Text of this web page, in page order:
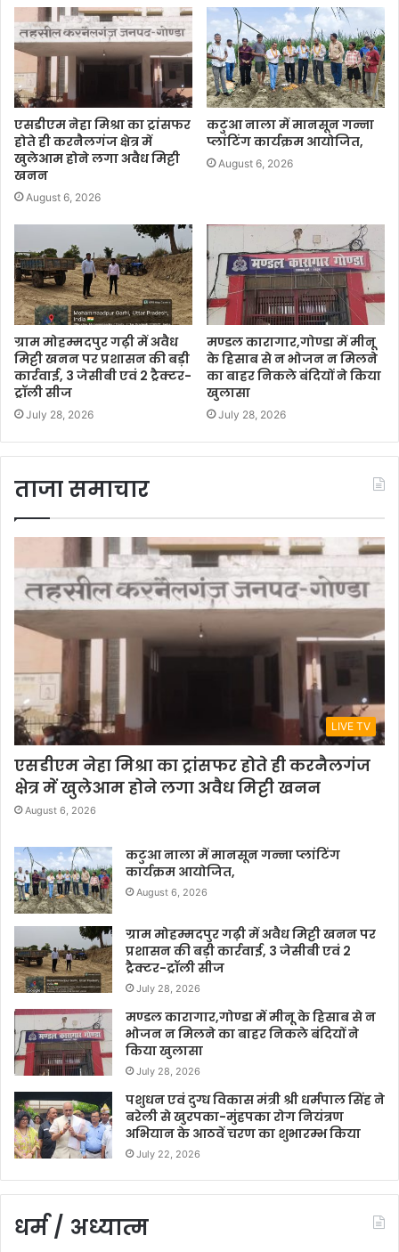
एसडीएम नेहा मिश्रा का ट्रांसफर
होते ही करनैलगंज क्षेत्र में
खुलेआम होने लगा अवैध मिट्टी
खनन
August 6, 2026
कटुआ नाला में मानसून गन्ना
प्लांटिंग कार्यक्रम आयोजित,
August 6, 2026
ग्राम मोहम्मदपुर गढ़ी में अवैध
मिट्टी खनन पर प्रशासन की बड़ी
कार्रवाई, 3 जेसीबी एवं 2 ट्रैक्टर-
ट्रॉली सीज
July 28, 2026
मण्डल कारागार,गोण्डा में मीनू
के हिसाब से न भोजन न मिलने
का बाहर निकले बंदियों ने किया
खुलासा
July 28, 2026
ताजा समाचार
LIVE TV
एसडीएम नेहा मिश्रा का ट्रांसफर होते ही करनैलगंज
क्षेत्र में खुलेआम होने लगा अवैध मिट्टी खनन
August 6, 2026
कटुआ नाला में मानसून गन्ना प्लांटिंग
कार्यक्रम आयोजित,
August 6, 2026
ग्राम मोहम्मदपुर गढ़ी में अवैध मिट्टी खनन पर
प्रशासन की बड़ी कार्रवाई, 3 जेसीबी एवं 2
ट्रैक्टर-ट्रॉली सीज
July 28, 2026
मण्डल कारागार,गोण्डा में मीनू के हिसाब से न
भोजन न मिलने का बाहर निकले बंदियों ने
किया खुलासा
July 28, 2026
पशुधन एवं दुग्ध विकास मंत्री श्री धर्मपाल सिंह ने
बरेली से खुरपका-मुंहपका रोग नियंत्रण
अभियान के आठवें चरण का शुभारम्भ किया
July 22, 2026
धर्म / अध्यात्म